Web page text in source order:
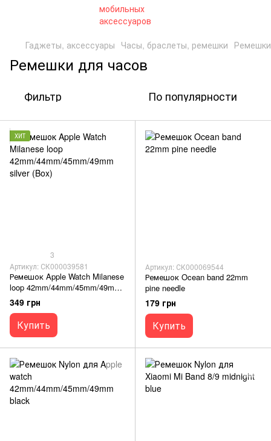
Гаджеты, аксессуары Часы, браслеты, ремешки Ремешки
Ремешки для часов
Фильтр По популярности
ХИТ
3
Артикул: СК000039581
Ремешок Apple Watch Milanese
loop 42mm/44mm/45mm/49mm
silver (Box)
349 грн
Купить
Артикул: СК000069544
Ремешок Ocean band 22mm
pine needle
179 грн
Купить